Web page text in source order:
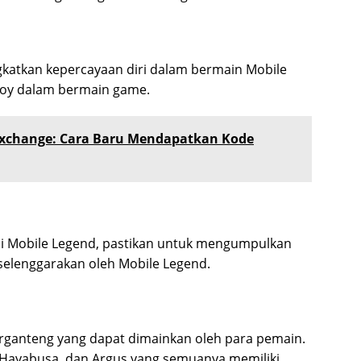
kepercayaan diri dalam bermain Mobile
dalam bermain game.
Cara Baru Mendapatkan Kode
Legend, pastikan untuk mengumpulkan
oleh Mobile Legend.
yang dapat dimainkan oleh para pemain.